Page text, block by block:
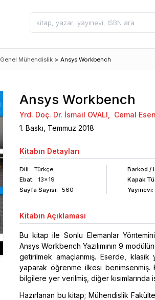
Genel Mühendislik > Ansys Workbench
Ansys Workbench
Yrd. Doç. Dr. İsmail OVALI
Cemal Esen
1. Baskı, Temmuz 2018
Kitabın Detayları
Dili:
Türkçe
Ebat:
13x19
Sayfa Sayısı: 560
Barkod /
Kapak
Yayınevi:
Kitabın Açıklaması
Bu kitap ile Sonlu Elemanlar
Ansys Workbench Yazılımının 9
getirilmek amaçlanmış. Eserde, klasik
yaparak öğrenme ilkesi benimsenmiş.
bilgilere yer verilmiş, diğer
Hazırlanan bu kitap; Mühendislik